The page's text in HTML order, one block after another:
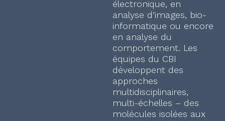
électronique, en
analyse d’images, bio-
informatique ou encore
en analyse du
comportement. Les
équipes du CBI
développent des
approches
multidisciplinaires,
multi-échelles – des
molécules isolées aux